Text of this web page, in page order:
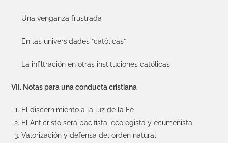
Una venganza frustrada
En las universidades “católicas”
La infiltración en otras instituciones católicas
VII. Notas para una conducta cristiana
El discernimiento a la luz de la Fe
El Anticristo será pacifista, ecologista y ecumenista
Valorización y defensa del orden natural